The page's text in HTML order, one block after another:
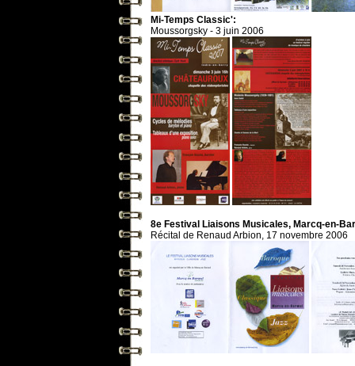
Mi-Temps Classic':
Moussorgsky - 3 juin 2006
8e Festival Liaisons Musicales, Marcq-en-
Récital de Renaud Arbion, 17 novembre 2006